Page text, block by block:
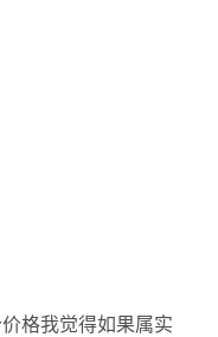
格我觉得如果属实